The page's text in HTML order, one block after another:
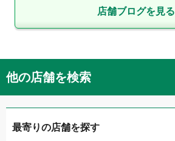
店舗ブログを見る
他の店舗を検索
最寄りの店舗を探す